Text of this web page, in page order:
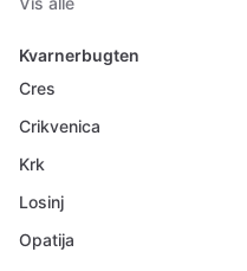
Kvarnerbugten
Cres
Crikvenica
Krk
Losinj
Opatija